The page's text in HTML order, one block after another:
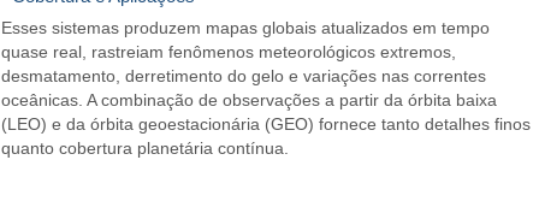
Esses sistemas produzem mapas globais atualizados em tempo
quase real, rastreiam fenômenos meteorológicos extremos,
desmatamento, derretimento do gelo e variações nas correntes
oceânicas. A combinação de observações a partir da órbita baixa
(LEO) e da órbita geoestacionária (GEO) fornece tanto detalhes finos
quanto cobertura planetária contínua.